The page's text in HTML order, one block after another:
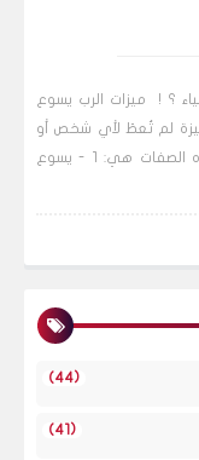
؟ ! ميزات الرب يسوع
لم تُعطَ لأي شخص أو
نبي في أي حقبة إلا للرب يسوع المسيح. وهذه الصفات هي: 1 - يسوع
(44)
(41)